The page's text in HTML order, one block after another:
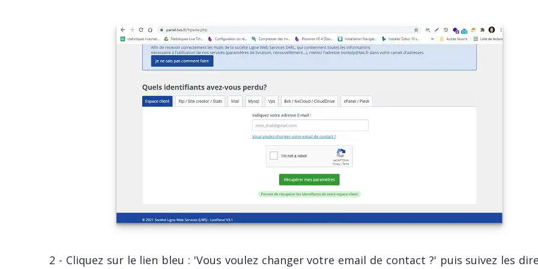
2 - Cliquez sur le lien bleu : 'Vous voulez changer votre email de contact ?' puis suivez les